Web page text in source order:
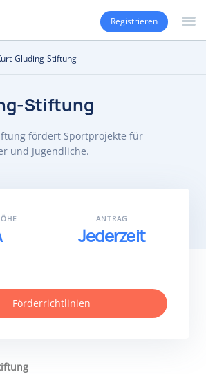
Registrieren
Gluding-Stiftung
Stiftung
fördert Sportprojekte für
und Jugendliche.
ANTRAG
Jederzeit
Förderrichtlinien